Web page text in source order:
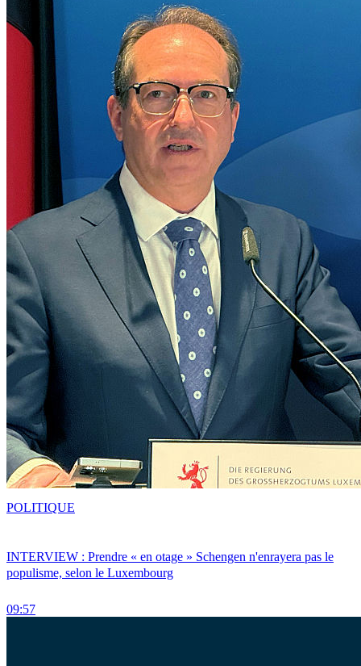
INTERVIEW : Prendre « en otage » Schengen n'enrayera pas le
populisme, selon le Luxembourg
09:57
POLITIQUE